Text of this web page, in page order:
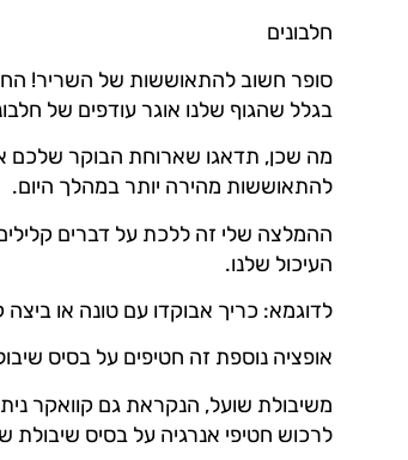
חלבונים
סופר חשוב להתאוששות של השריר!
בגלל שהגוף שלנו אוגר עודפים של
מה שכן, תדאגו שארוחת הבוקר שלכם
להתאוששות מהירה יותר במהלך היום.
ההמלצה שלי זה ללכת על דברים
העיכול שלנו.
לדוגמא: כריך אבוקדו עם טונה או
אופציה נוספת זה חטיפים על בסיס
משיבולת שועל, הנקראת גם קוואקר
לרכוש חטיפי אנרגיה על בסיס שיבולת